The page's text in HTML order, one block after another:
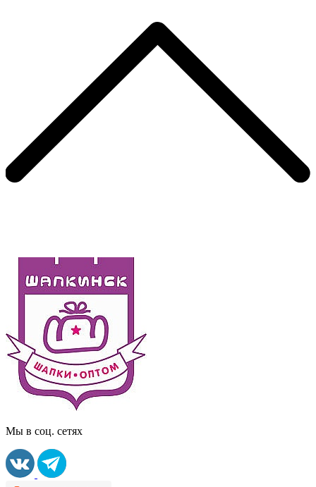
Мы в соц. сетях